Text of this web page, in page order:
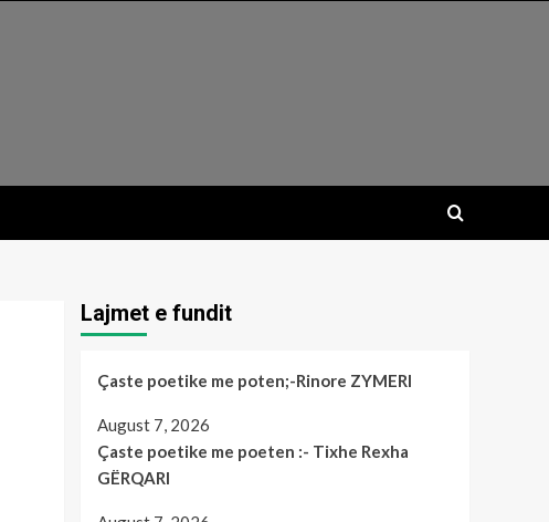
Lajmet e fundit
Çaste poetike me poten;-Rinore ZYMERI
August 7, 2026
Çaste poetike me poeten :- Tixhe Rexha
GËRQARI